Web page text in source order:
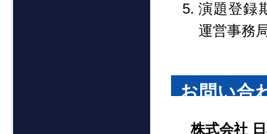
演題登録
運営事務
お問い合
株式会社